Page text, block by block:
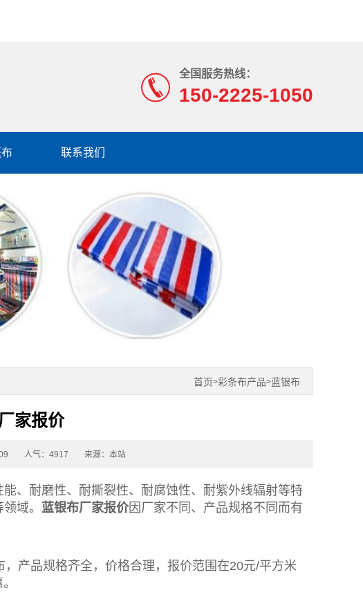
全国服务热线：
150-2225-1050
联系我们
首页>彩条布产品>蓝银布
家报价
人气：4917 来源：本站
、耐磨性、耐撕裂性、耐腐蚀性、耐紫外线辐射等特
域。 蓝银布厂家报价因厂家不同、产品规格不同而有
，产品规格齐全，价格合理，报价范围在20元/平方米